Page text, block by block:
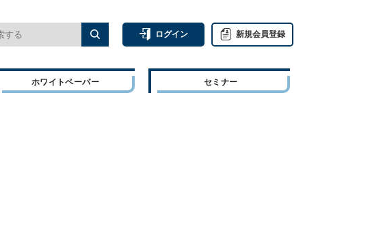
ログイン 新規会員登録
ホワイトペーパー セミナー